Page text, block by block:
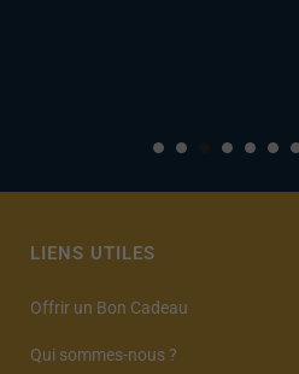
LIENS UTILES
Offrir un Bon Cadeau
Qui sommes-nous ?